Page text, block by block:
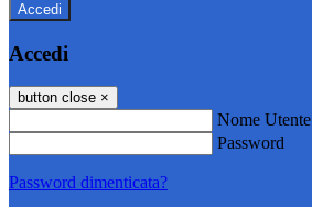
Accedi
Accedi
button close ×
Nome Utente
Password
Password dimenticata?